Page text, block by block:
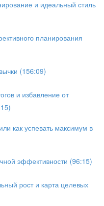
и идеальный стиль
планирования
(156:09)
и избавление от
как успевать максимум в
эффективности (96:15)
рост и карта целевых